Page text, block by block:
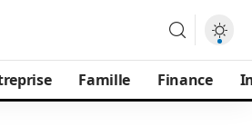
Famille Finance